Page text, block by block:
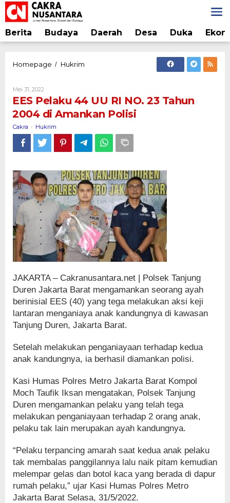
Lewati
ke
konten
Berita Budaya Daerah Desa Duka
Homepage / Hukrim
RI
NO.
Tahun
2004
Polisi
Mei 31, 2022
Cakra
EES Pelaku 44 UU RI NO. 23 Tahun
2004 di Amankan Polisi
Cakra - Hukrim
JAKARTA – Cakranusantara.net | Polsek Tanjung
Duren Jakarta Barat mengamankan seorang ayah
berinisial EES (40) yang tega melakukan aksi keji
lantaran menganiaya anak kandungnya di kawasan
Tanjung Duren, Jakarta Barat.
Setelah melakukan penganiayaan terhadap kedua
anak kandungnya, ia berhasil diamankan polisi.
Kasi Humas Polres Metro Jakarta Barat Kompol
Moch Taufik Iksan mengatakan, Polsek Tanjung
Duren mengamankan pelaku yang telah tega
melakukan penganiayaan terhadap 2 orang anak,
pelaku tak lain merupakan ayah kandungnya.
“Pelaku terpancing amarah saat kedua anak pelaku
tak membalas panggilannya lalu naik pitam kemudian
melempar gelas dan botol kaca yang berada di dapur
rumah pelaku,” ujar Kasi Humas Polres Metro
Jakarta Barat Selasa, 31/5/2022.